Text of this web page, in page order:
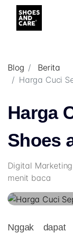
Blog
Berita
Harga Cuci
Harga
Shoes
Digital
menit baca
Nggak